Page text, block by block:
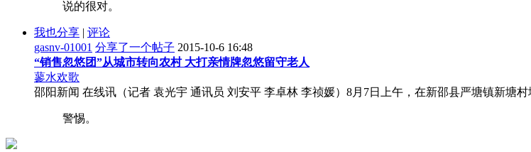
说的很对。
我也分享 | 评论
gasnv-01001 分享了一个帖子 2015-10-6 16:48
“销售忽悠团”从城市转向农村 大打亲情牌忽悠留守老人
蓼水欢歌
邵阳新闻 在线讯（记者 袁光宇 通讯员 刘安平 李卓林 李祯媛）8月7日上午，在新邵县严塘镇新塘
警惕。